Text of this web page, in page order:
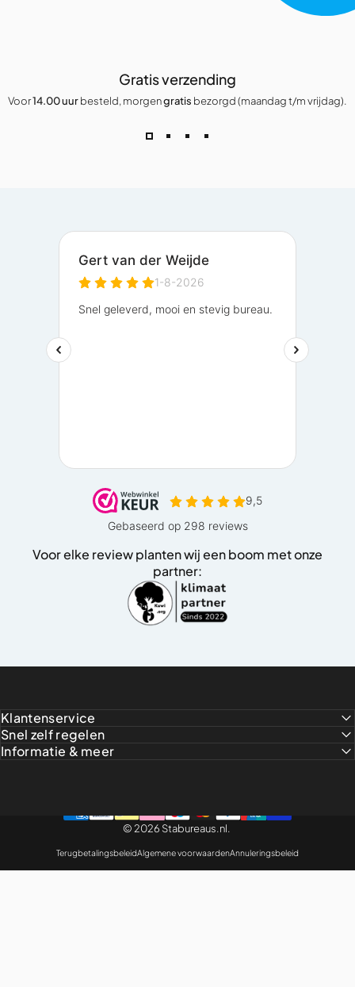
Gratis verzending
Voor14.00 uurbesteld, morgengratis bezorgd (maandag t/m vrijdag).
Voor elke review planten wij een boom met onze
partner:
Klantenservice
Snel zelf regelen
Informatie & meer
© 2026 Stabureaus.nl.
TerugbetalingsbeleidAlgemene voorwaardenAnnuleringsbeleid